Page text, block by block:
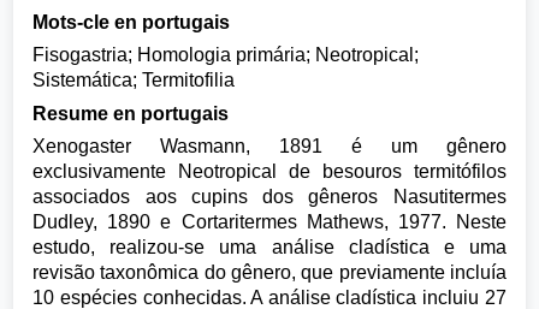
Mots-cle en portugais
Fisogastria; Homologia primária; Neotropical;
Sistemática; Termitofilia
Resume en portugais
Xenogaster Wasmann, 1891 é um gênero
exclusivamente Neotropical de besouros termitófilos
associados aos cupins dos gêneros Nasutitermes
Dudley, 1890 e Cortaritermes Mathews, 1977. Neste
estudo, realizou-se uma análise cladística e uma
revisão taxonômica do gênero, que previamente incluía
10 espécies conhecidas. A análise cladística incluiu 27